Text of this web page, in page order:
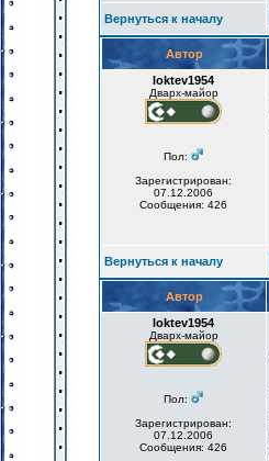
Вернуться к началу
Автор
loktev1954
Дварх-майор
Пол:
Зарегистрирован:
07.12.2006
Сообщения: 426
Вернуться к началу
Автор
loktev1954
Дварх-майор
Пол:
Зарегистрирован:
07.12.2006
Сообщения: 426